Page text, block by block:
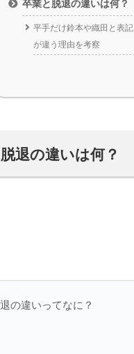
卒業と脱退の違いは何？
平手だけ鈴本や織田と表記
が違う理由を考察
退の違いは何？
の違いってなに？